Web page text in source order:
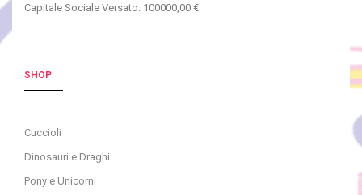
Capitale Sociale Versato: 100000,00 €
SHOP
Cuccioli
Dinosauri e Draghi
Pony e Unicorni